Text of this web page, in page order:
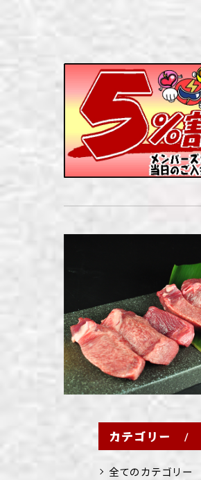
カテゴリー
全てのカテゴリー